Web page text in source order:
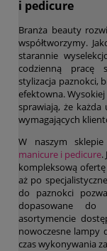
i pedicure
Branża beauty
współtworzymy.
starannie
codzienną pracę
stylizacja paznokci,
efektowna.
sprawiają, że każda
wymagających
W naszym
manicure i pedicure.
kompleksową
aż po
do paznokci
dopasowane do
asortymencie
nowoczesne lampy
czas wykonywania